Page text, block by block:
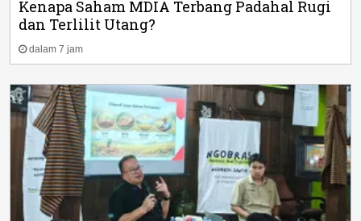
Kenapa Saham MDIA Terbang Padahal Rugi
dan Terlilit Utang?
dalam 7 jam